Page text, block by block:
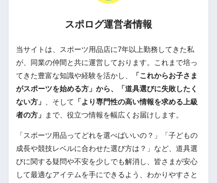
スポログ運営者情報
当サイトは、スポーツ用品店に7年以上勤務してきた私
が、同業の仲間と共に運営しております。これまで培っ
てきた豊富な知識や経験を活かし、
「これからお子さま
がスポーツを始める方」から、「道具選びに失敗したく
ない方」
、そして
「より専門性の高い情報を求める上級
者の方」
まで、役立つ情報を幅広くお届けします。
「スポーツ用品ってどれを選べばいいの？」「子どもの
成長や競技レベルに合わせた選び方は？」など、道具選
びに関する疑問や不安を少しでも解消し、皆さまが安心
して最適なアイテムを手にできるよう、わかりやすさと